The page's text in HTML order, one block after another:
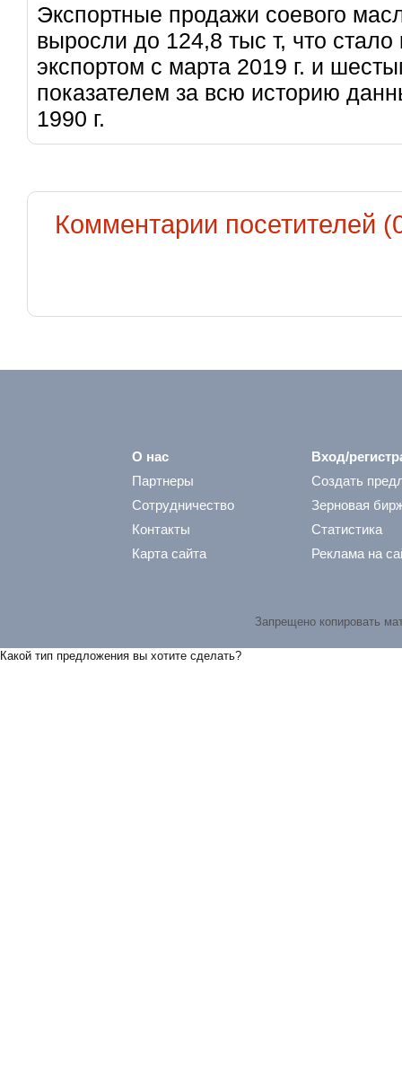
Экспортные продажи соевого
выросли до 124,8 тыс т, что
экспортом с марта 2019 г. и
показателем за всю историю
1990 г.
Комментарии посетителей
О нас
Партнеры
Сотрудничество
Контакты
Карта сайта
Вход/
Создать
Зерновая
Статистика
Реклама на
Запрещено копировать
Какой тип предложения вы хотите сделать?